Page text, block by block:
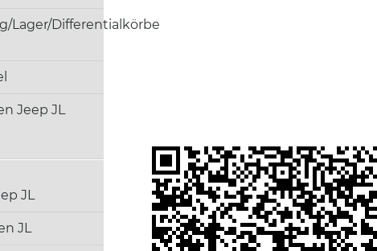
Lager/Differentialkörbe
Jeep JL
JL
JL
Features: